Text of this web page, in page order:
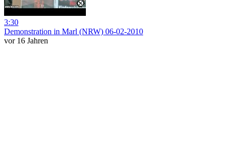
3:30
Demonstration in Marl (NRW) 06-02-2010
vor 16 Jahren